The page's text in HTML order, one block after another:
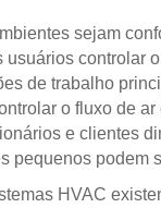
sejam
controlar
de trabalho
o fluxo de
e clientes
pequenos podem
HVAC